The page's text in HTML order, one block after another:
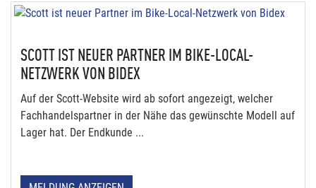
SCOTT IST NEUER PARTNER IM BIKE-LOCAL-
NETZWERK VON BIDEX
Auf der Scott-Website wird ab sofort angezeigt, welcher
Fachhandelspartner in der Nähe das gewünschte Modell auf
Lager hat. Der Endkunde ...